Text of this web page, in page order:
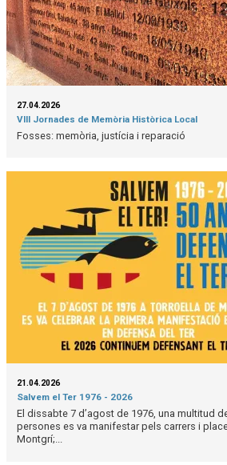
27.04.2026
VIII Jornades de Memòria Històrica Local
Fosses: memòria, justícia i reparació
21.04.2026
Salvem el Ter 1976 - 2026
El dissabte 7 d’agost de 1976, una multitud
persones es va manifestar pels carrers i
Montgrí;...